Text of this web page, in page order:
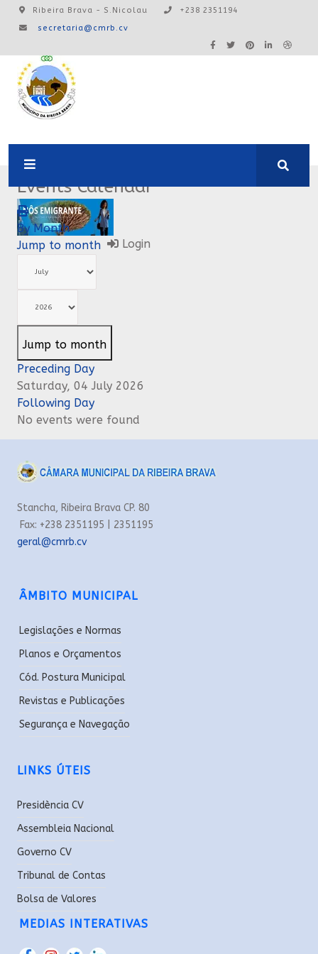
Ribeira Brava - S.Nicolau
+238 2351194
secretaria@cmrb.cv
Login
Events Calendar
By Month
Jump to month
Jump to month
Preceding Day
Saturday, 04 July 2026
Following Day
No events were found
Stancha, Ribeira Brava CP. 80
Fax: +238 2351195 | 2351195
geral@cmrb.cv
ÂMBITO MUNICIPAL
Legislações e Normas
Planos e Orçamentos
Cód. Postura Municipal
Revistas e Publicações
Segurança e Navegação
LINKS ÚTEIS
Presidència CV
Assembleia Nacional
Governo CV
Tribunal de Contas
Bolsa de Valores
MEDIAS INTERATIVAS